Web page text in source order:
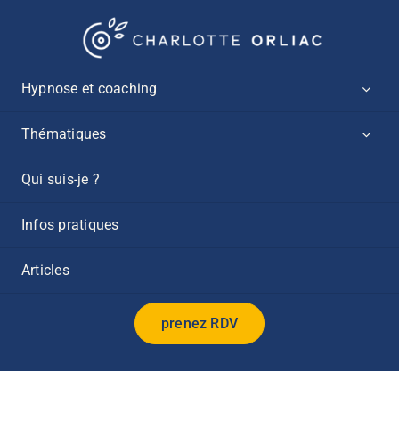
Hypnose et coaching
Thématiques
Qui suis-je ?
Infos pratiques
Articles
prenez RDV